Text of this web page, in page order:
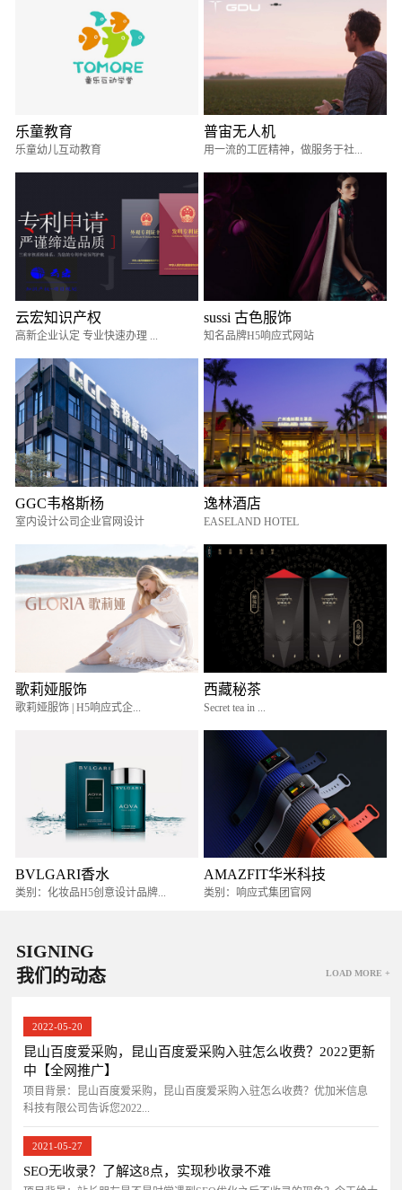
乐童教育
乐童幼儿互动教育
普宙无人机
用一流的工匠精神，做服务于社...
云宏知识产权
高新企业认定 专业快速办理 ...
sussi 古色服饰
知名品牌H5响应式网站
GGC韦格斯杨
室内设计公司企业官网设计
逸林酒店
EASELAND HOTEL
歌莉娅服饰
歌莉娅服饰 | H5响应式企...
西藏秘茶
Secret tea in ...
BVLGARI香水
类别：化妆品H5创意设计品牌...
AMAZFIT华米科技
类别：响应式集团官网
SIGNING
我们的动态
LOAD MORE +
2022-05-20
昆山百度爱采购，昆山百度爱采购入驻怎么收费？2022更新
中【全网推广】
项目背景：昆山百度爱采购，昆山百度爱采购入驻怎么收费？优加米信息
科技有限公司告诉您2022...
2021-05-27
SEO无收录？了解这8点，实现秒收录不难